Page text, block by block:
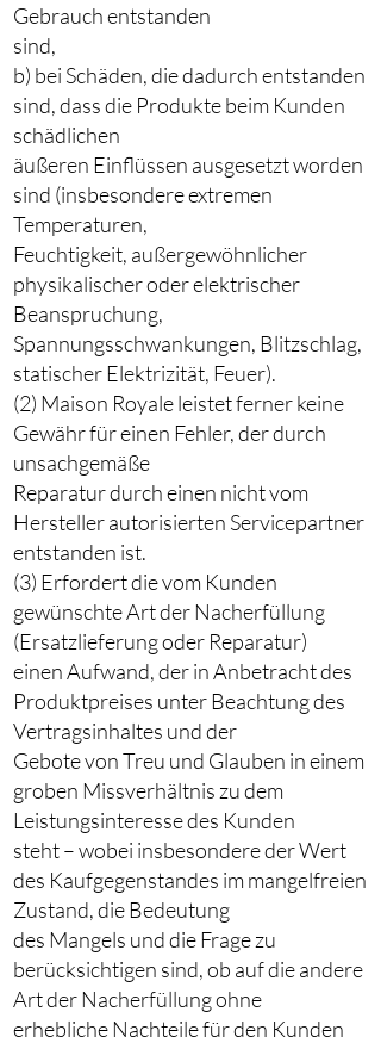
Gebrauch entstanden
sind,
b) bei Schäden, die dadurch entstanden
sind, dass die Produkte beim Kunden
schädlichen
äußeren Einflüssen ausgesetzt worden
sind (insbesondere extremen
Temperaturen,
Feuchtigkeit, außergewöhnlicher
physikalischer oder elektrischer
Beanspruchung,
Spannungsschwankungen, Blitzschlag,
statischer Elektrizität, Feuer).
(2) Maison Royale leistet ferner keine
Gewähr für einen Fehler, der durch
unsachgemäße
Reparatur durch einen nicht vom
Hersteller autorisierten Servicepartner
entstanden ist.
(3) Erfordert die vom Kunden
gewünschte Art der Nacherfüllung
(Ersatzlieferung oder Reparatur)
einen Aufwand, der in Anbetracht des
Produktpreises unter Beachtung des
Vertragsinhaltes und der
Gebote von Treu und Glauben in einem
groben Missverhältnis zu dem
Leistungsinteresse des Kunden
steht – wobei insbesondere der Wert
des Kaufgegenstandes im mangelfreien
Zustand, die Bedeutung
des Mangels und die Frage zu
berücksichtigen sind, ob auf die andere
Art der Nacherfüllung ohne
erhebliche Nachteile für den Kunden